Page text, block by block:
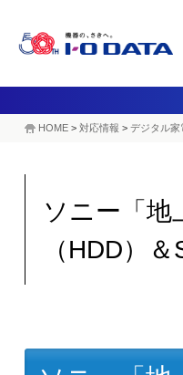
HOME > 対応情報 > デジタル家
ソニー「地
（HDD）